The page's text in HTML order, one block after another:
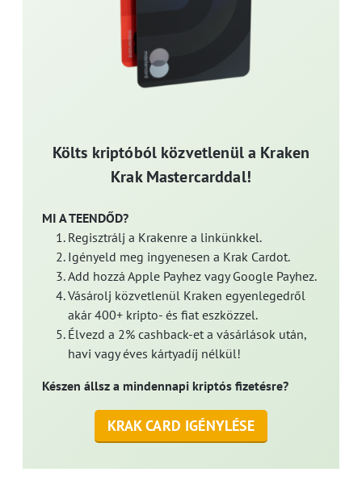
Költs kriptóból közvetlenül a Kraken
Krak Mastercarddal!
MI A TEENDŐD?
Regisztrálj a Krakenre a linkünkkel.
Igényeld meg ingyenesen a Krak Cardot.
Add hozzá Apple Payhez vagy Google Payhez.
Vásárolj közvetlenül Kraken egyenlegedről
akár 400+ kripto- és fiat eszközzel.
Élvezd a 2% cashback-et a vásárlások után,
havi vagy éves kártyadíj nélkül!
Készen állsz a mindennapi kriptós fizetésre?
KRAK CARD IGÉNYLÉSE